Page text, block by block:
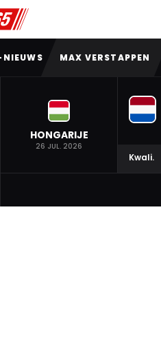
NIEUWS MAX VERSTAPPEN
HONGARIJE
26 JUL. 2026
Kwali.